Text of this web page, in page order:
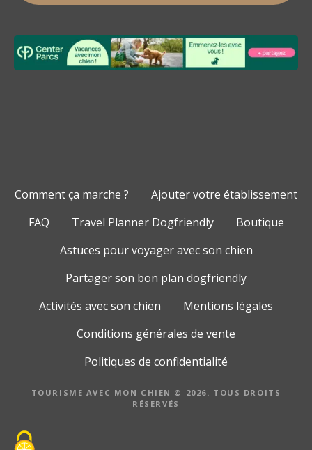
Comment ça marche ?
Ajouter votre établissement
FAQ
Travel Planner Dogfriendly
Boutique
Astuces pour voyager avec son chien
Partager son bon plan dogfriendly
Activités avec son chien
Mentions légales
Conditions générales de vente
Politiques de confidentialité
TOURISME AVEC MON CHIEN © 2026. TOUS DROITS
RÉSERVÉS